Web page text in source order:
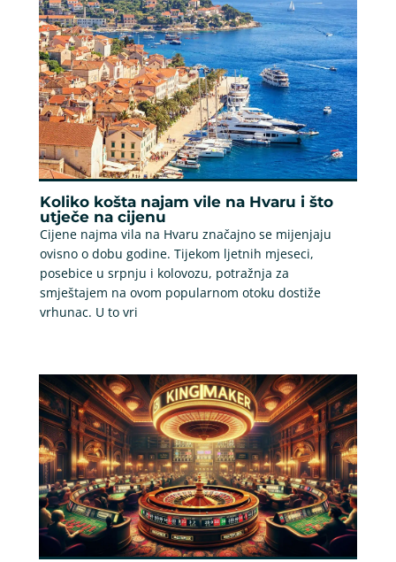
Koliko košta najam vile na Hvaru i što
utječe na cijenu
Cijene najma vila na Hvaru značajno se mijenjaju
ovisno o dobu godine. Tijekom ljetnih mjeseci,
posebice u srpnju i kolovozu, potražnja za
smještajem na ovom popularnom otoku dostiže
vrhunac. U to vri